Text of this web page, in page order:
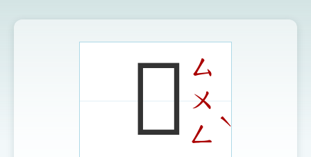
示
圖
𨕪ㄙ
ㄨ
ㄥ
ˋ